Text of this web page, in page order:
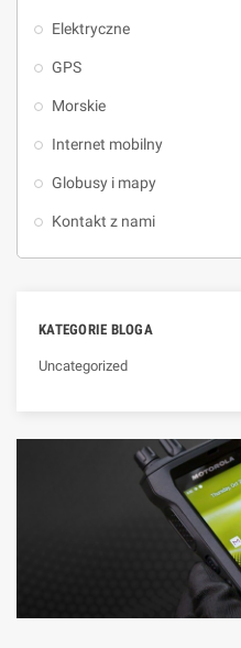
Elektryczne
GPS
Morskie
Internet mobilny
Globusy i mapy
Kontakt z nami
KATEGORIE BLOGA
Uncategorized